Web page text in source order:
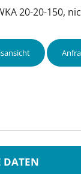
20-20-150,
DATEN